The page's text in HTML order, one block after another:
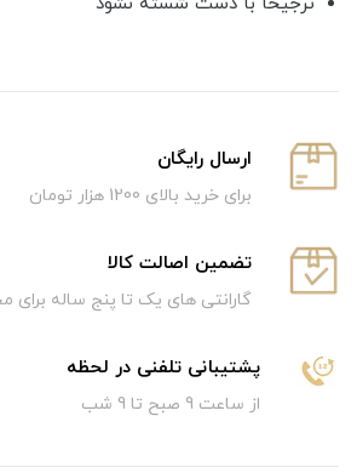
ارسال رایگان
برای خرید بالای 1200 هزار تومان
تضمین اصالت کالا
گارانتی های یک تا پنج ساله برای
پشتیبانی تلفنی در لحظه
از ساعت 9 صبح تا 9 شب